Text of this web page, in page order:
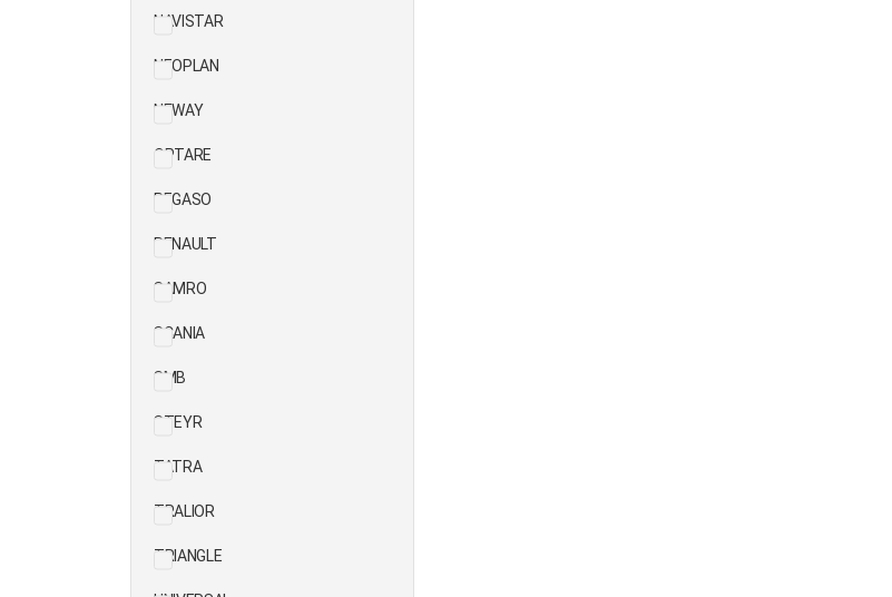
NAVISTAR
NEOPLAN
NEWAY
OPTARE
PEGASO
RENAULT
SAMRO
SCANIA
SMB
STEYR
TATRA
TRALIOR
TRIANGLE